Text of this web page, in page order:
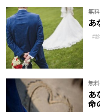
無
あ
無
あ
命